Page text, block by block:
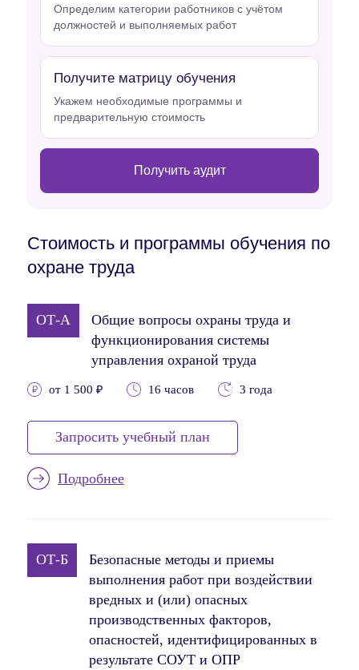
Определим категории работников с учётом
должностей и выполняемых работ
Получите матрицу обучения
Укажем необходимые программы и
предварительную стоимость
Получить аудит
Стоимость и программы обучения по
охране труда
ОТ-А
Общие вопросы охраны труда и
функционирования системы
управления охраной труда
от 1 500 ₽ 16 часов 3 года
Запросить учебный план
Подробнее
ОТ-Б
Безопасные методы и приемы
выполнения работ при воздействии
вредных и (или) опасных
производственных факторов,
опасностей, идентифицированных в
результате СОУТ и ОПР